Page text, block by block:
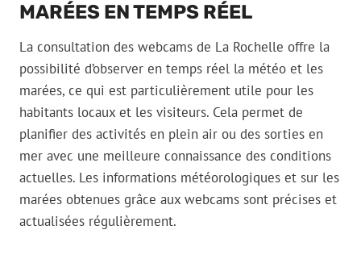
MARÉES EN TEMPS RÉEL
La consultation des webcams de La Rochelle offre la
possibilité d’observer en temps réel la météo et les
marées, ce qui est particulièrement utile pour les
habitants locaux et les visiteurs. Cela permet de
planifier des activités en plein air ou des sorties en
mer avec une meilleure connaissance des conditions
actuelles. Les informations météorologiques et sur les
marées obtenues grâce aux webcams sont précises et
actualisées régulièrement.